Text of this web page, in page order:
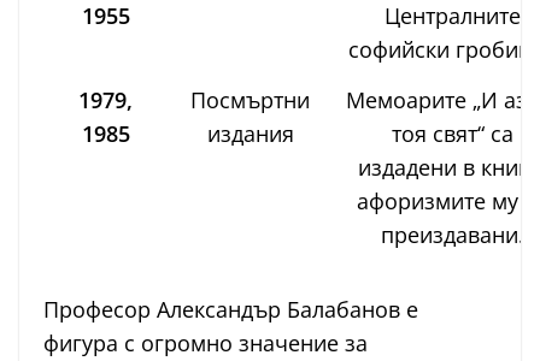
1955
Централните
софийски
1979,
1985
Посмъртни
издания
Мемоарите „И аз
тоя свят“ са
издадени в
афоризмите му
преиздавани.
Професор Александър Балабанов е
фигура с огромно значение за